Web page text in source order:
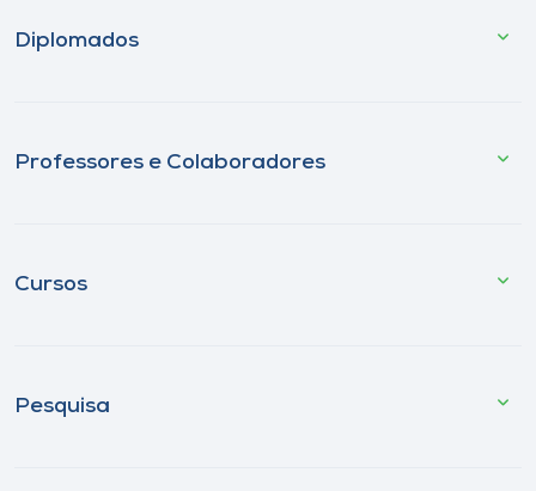
Diplomados
Professores e Colaboradores
Cursos
Pesquisa